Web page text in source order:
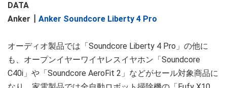
DATA
Anker┃ Anker Soundcore Liberty 4 Pro
オーディオ製品では「Soundcore Liberty 4 Pro」の他に
も、オープンイヤーワイヤレスイヤホン「Soundcore
C40i」や「Soundcore AeroFit 2」などがセール対象商品に